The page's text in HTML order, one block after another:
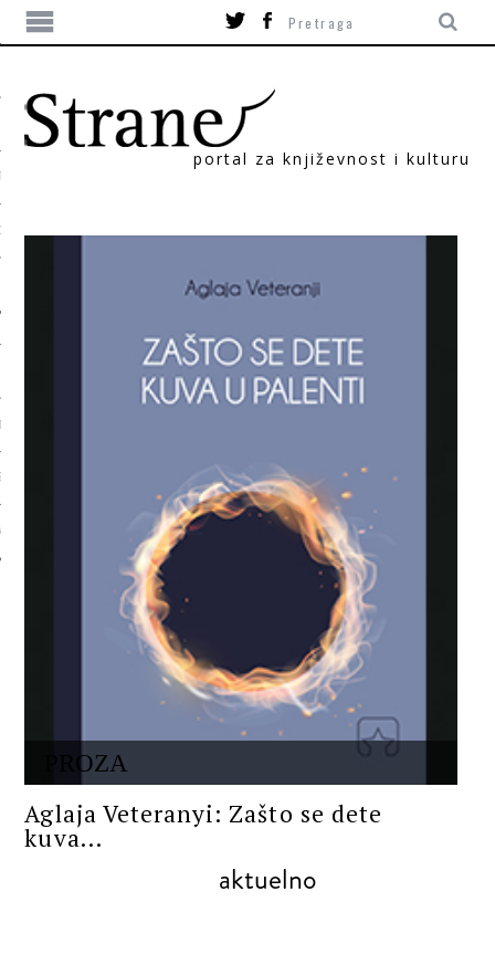
portal za književnost i kulturu
PROZA
Aglaja Veteranyi: Zašto se dete
kuva...
aktuelno